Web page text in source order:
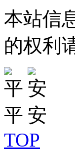
本站信
的权利
TOP